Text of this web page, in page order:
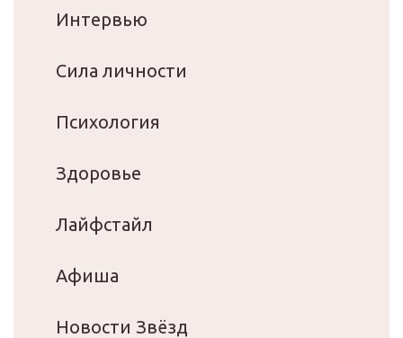
Интервью
Сила личности
Психология
Здоровье
Лайфстайл
Афиша
Новости Звёзд